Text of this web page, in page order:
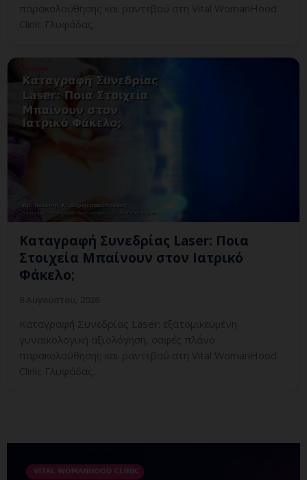
παρακολούθησης και ραντεβού στη Vital WomanHood
Clinic Γλυφάδας.
Καταγραφή Συνεδρίας Laser: Ποια
Στοιχεία Μπαίνουν στον Ιατρικό
Φάκελο;
Καταγραφή Συνεδρίας Laser: εξατομικευμένη
γυναικολογική αξιολόγηση, σαφές πλάνο
παρακολούθησης και ραντεβού στη Vital WomanHood
Clinic Γλυφάδας.